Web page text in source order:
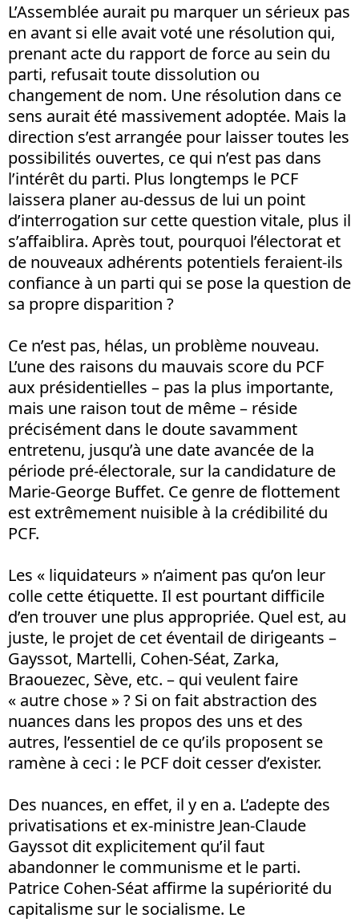
L’Assemblée aurait pu marquer un sérieux pas
en avant si elle avait voté une résolution qui,
prenant acte du rapport de force au sein du
parti, refusait toute dissolution ou
changement de nom. Une résolution dans ce
sens aurait été massivement adoptée. Mais la
direction s’est arrangée pour laisser toutes les
possibilités ouvertes, ce qui n’est pas dans
l’intérêt du parti. Plus longtemps le PCF
laissera planer au-dessus de lui un point
d’interrogation sur cette question vitale, plus il
s’affaiblira. Après tout, pourquoi l’électorat et
de nouveaux adhérents potentiels feraient-ils
confiance à un parti qui se pose la question de
sa propre disparition ?
Ce n’est pas, hélas, un problème nouveau.
L’une des raisons du mauvais score du PCF
aux présidentielles – pas la plus importante,
mais une raison tout de même – réside
précisément dans le doute savamment
entretenu, jusqu’à une date avancée de la
période pré-électorale, sur la candidature de
Marie-George Buffet. Ce genre de flottement
est extrêmement nuisible à la crédibilité du
PCF.
Les « liquidateurs » n’aiment pas qu’on leur
colle cette étiquette. Il est pourtant difficile
d’en trouver une plus appropriée. Quel est, au
juste, le projet de cet éventail de dirigeants –
Gayssot, Martelli, Cohen-Séat, Zarka,
Braouezec, Sève, etc. – qui veulent faire
« autre chose » ? Si on fait abstraction des
nuances dans les propos des uns et des
autres, l’essentiel de ce qu’ils proposent se
ramène à ceci : le PCF doit cesser d’exister.
Des nuances, en effet, il y en a. L’adepte des
privatisations et ex-ministre Jean-Claude
Gayssot dit explicitement qu’il faut
abandonner le communisme et le parti.
Patrice Cohen-Séat affirme la supériorité du
capitalisme sur le socialisme. Le